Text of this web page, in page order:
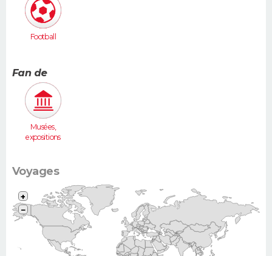
Football
Fan de
Musées,
expositions
Voyages
+
−